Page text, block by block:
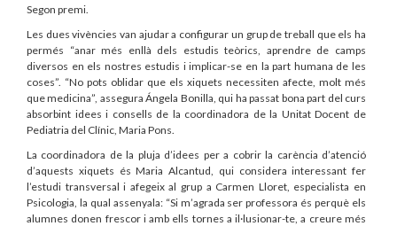
Segon premi.
Les dues vivències van ajudar a configurar un grup de treball que els ha
permés “anar més enllà dels estudis teòrics, aprendre de camps
diversos en els nostres estudis i implicar-se en la part humana de les
coses”. “No pots oblidar que els xiquets necessiten afecte, molt més
que medicina”, assegura Ángela Bonilla, qui ha passat bona part del curs
absorbint idees i consells de la coordinadora de la Unitat Docent de
Pediatria del Clínic, Maria Pons.
La coordinadora de la pluja d’idees per a cobrir la carència d’atenció
d’aquests xiquets és Maria Alcantud, qui considera interessant fer
l’estudi transversal i afegeix al grup a Carmen Lloret, especialista en
Psicologia, la qual assenyala: “Si m’agrada ser professora és perquè els
alumnes donen frescor i amb ells tornes a il·lusionar-te, a creure més